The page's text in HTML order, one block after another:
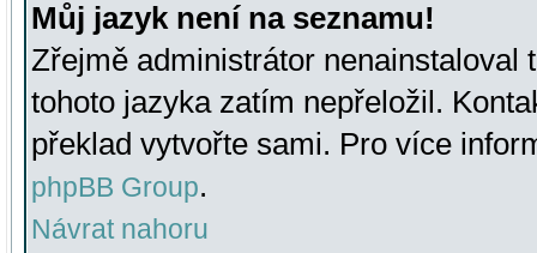
Můj jazyk není na seznamu!
Zřejmě administrátor nenainstaloval
tohoto jazyka zatím nepřeložil.
překlad vytvořte sami. Pro více
phpBB Group.
Návrat nahoru